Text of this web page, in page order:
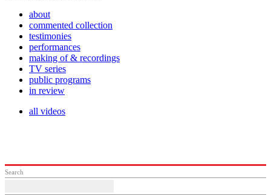
about
commented collection
testimonies
performances
making of & recordings
TV series
public programs
in review
all videos
Search